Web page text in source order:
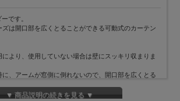
です。
ズは開口部を広くとることができる可動式のカーテン
により、使用していない場合は壁にスッキリ収まりま
に、アームが窓側に倒れないので、開口部を広くとる
▼ 商品説明の続きを見る ▼